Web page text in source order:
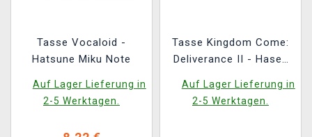
Tasse Vocaloid -
Hatsune Miku Note
Auf Lager Lieferung in
2-5 Werktagen.
Tasse Kingdom Come:
Deliverance II - Hasen
Auf Lager Lieferung in
2-5 Werktagen.